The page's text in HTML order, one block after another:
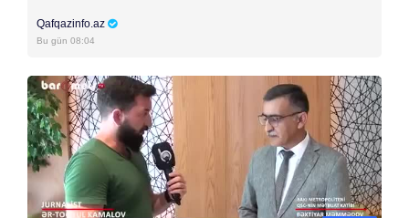
Qafqazinfo.az
Bu gün 08:04